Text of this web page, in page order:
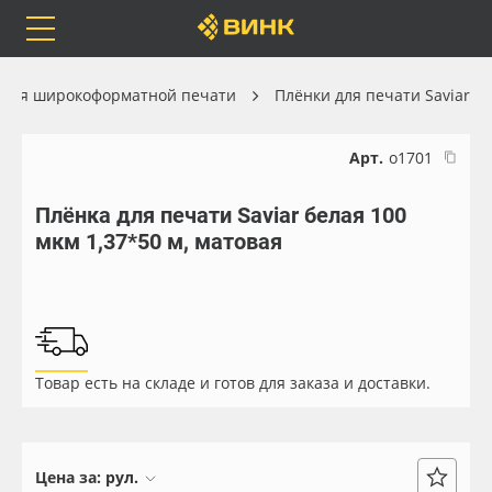
Каталог
Бренды
Доставка
Весь каталог
Самоклеящиеся плёнки
Листовые материалы
широкоформатной печати Плёнки для печати Saviar
Арт. о1701
Плёнка для печати Saviar белая 100
мкм 1,37*50 м, матовая
Товар есть на складе и готов для заказа и доставки.
Цена за: рул.